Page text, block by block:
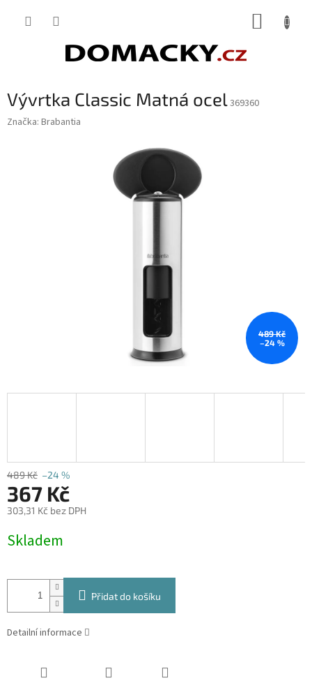
Vývrtka Classic Matná ocel369360
Značka: Brabantia
489 Kč
–24 %
489 Kč –24 %
367 Kč
303,31 Kč bez DPH
cena:
Skladem
Přidat do košíku
Detailní informace